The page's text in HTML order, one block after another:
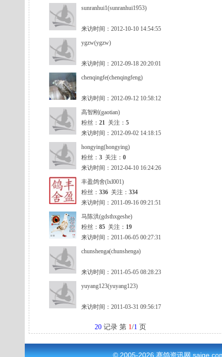
sunranhui1(sunranhui1953)
来访时间：2012-10-10 14:54:55
ygzw(ygzw)
来访时间：2012-09-18 20:20:01
chenqingfe(chenqingfeng)
来访时间：2012-09-12 10:58:12
高智刚(gaotian)
粉丝： 21 关注： 5
来访时间：2012-09-02 14:18:15
hongying(hongying)
粉丝： 3 关注： 0
来访时间：2012-04-10 16:24:26
丰盈鸽舍(lxl001)
粉丝： 336 关注： 334
来访时间：2011-09-16 09:21:51
马陈洪(gdsthxgeshe)
粉丝： 85 关注： 19
来访时间：2011-06-05 00:27:31
chunshenga(chunshenga)
来访时间：2011-05-05 08:28:23
yuyang123(yuyang123)
来访时间：2011-03-31 09:56:17
20 记录 第 1/1 页
© 2005-2026 赛鸽资讯网